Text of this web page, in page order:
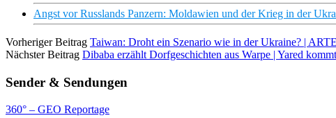
Angst vor Russlands Panzern: Moldawien und der Krieg in der
Vorheriger Beitrag Taiwan: Droht ein Szenario wie in der Ukraine? |
Nächster Beitrag Dibaba erzählt Dorfgeschichten aus Warpe | Yared
Sender & Sendungen
360° – GEO Reportage